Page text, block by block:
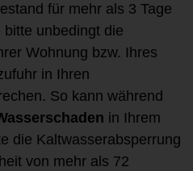
für mehr als 3 Tage
unbedingt die
Wohnung bzw. Ihres
in Ihren
So kann während
in Ihrem
die Kaltwasserabsperrung
von mehr als 72